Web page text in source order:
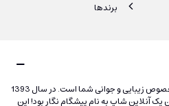
برندها
پیشگام نگار فروشگاهی اینترنتی مخصوص زیبایی و جوانی شما است. در سال 1393
آنلاین شاپ به نام پیشگام نگار بود! این